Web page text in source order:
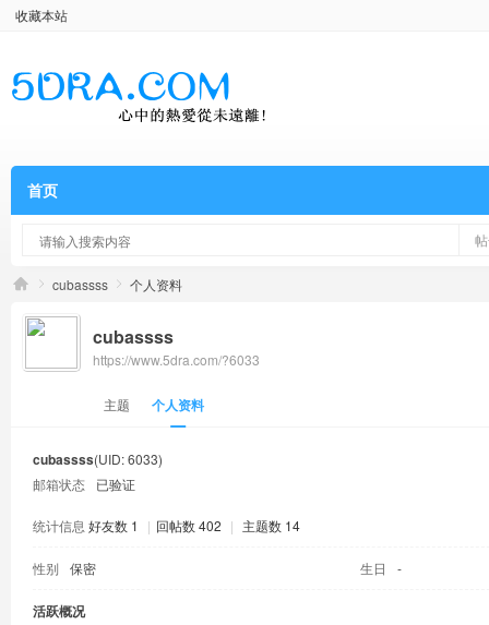
收藏本站
首页
cubassss 个人资料
cubassss
https://www.5dra.com/?6033
主题 个人资料
cubassss(UID: 6033)
邮箱状态
已验证
统计信息 好友数 1 | 回帖数 402 | 主题数 14
性别 保密 生日 -
活跃概况